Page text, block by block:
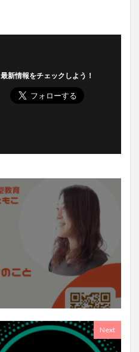
最新情報をチェックしよう！
Next